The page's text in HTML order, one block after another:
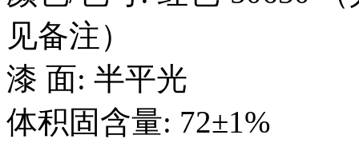
见备注）
漆 面: 半平光
体积固含量: 72±1%